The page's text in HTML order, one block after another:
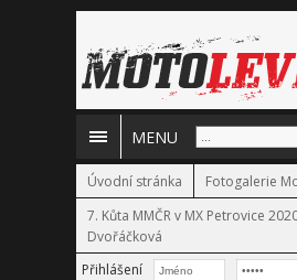
MENU
Úvodní stránka
Fotogalerie
7. Kůta MMČR v MX Petrovice
Dvořáčková
Přihlášení